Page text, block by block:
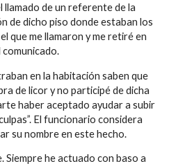
llamado de un referente de la
de dicho piso donde estaban los
que me llamaron y me retiré en
comunicado.
en la habitación saben que
de licor y no participé de dicha
haber aceptado ayudar a subir
El funcionario considera
su nombre en este hecho.
Siempre he actuado con baso a